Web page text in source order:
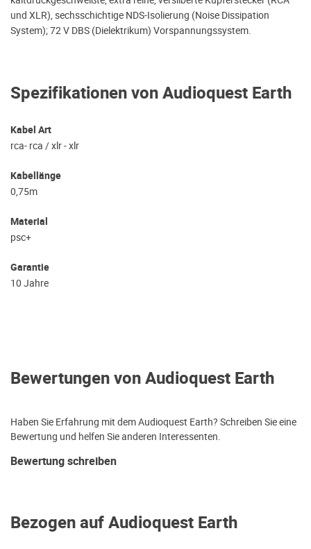
Spezifikationen von Audioquest Earth
Kabel Art
rca- rca / xlr - xlr
Kabellänge
0,75m
Material
psc+
Garantie
10 Jahre
und XLR), sechsschichtige NDS-Isolierung (Noise Dissipation
System); 72 V DBS (Dielektrikum) Vorspannungssystem.
Bewertungen von Audioquest Earth
Haben Sie Erfahrung mit dem Audioquest Earth? Schreiben Sie eine
Bewertung und helfen Sie anderen Interessenten.
Bewertung schreiben
Bezogen auf Audioquest Earth